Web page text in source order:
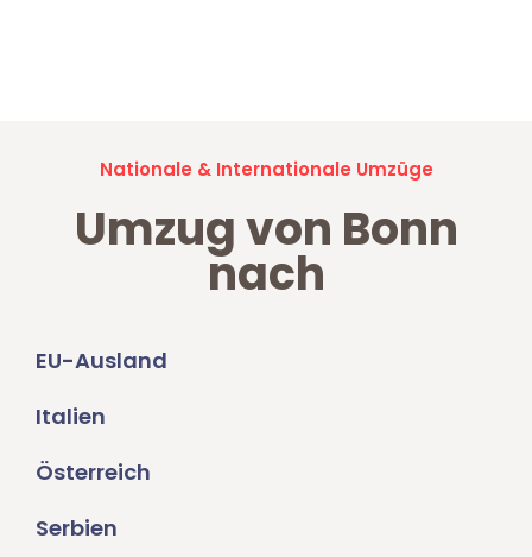
Nationale & Internationale Umzüge
Umzug von Bonn
nach
EU-Ausland
Italien
Österreich
Serbien